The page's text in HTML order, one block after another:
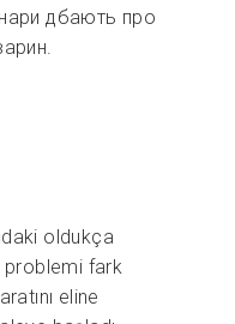
дбають про
oldukça
problemi fark
eline